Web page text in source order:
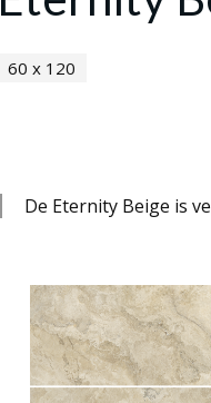
60 x 120
De Eternity Beige is